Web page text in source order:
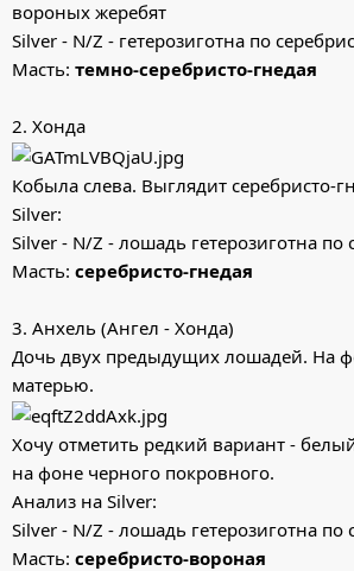
вороных жеребят
Silver - N/Z - гетерозиготна по
Масть: темно-серебристо-гнедая
2. Хонда
Кобыла слева. Выглядит серебристо-
Silver:
Silver - N/Z - лошадь гетерозиготна по
Масть: серебристо-гнедая
3. Анхель (Ангел - Хонда)
Дочь двух предыдущих лошадей. На
матерью.
Хочу отметить редкий вариант -
на фоне черного покровного.
Анализ на Silver:
Silver - N/Z - лошадь гетерозиготна по
Масть: серебристо-вороная